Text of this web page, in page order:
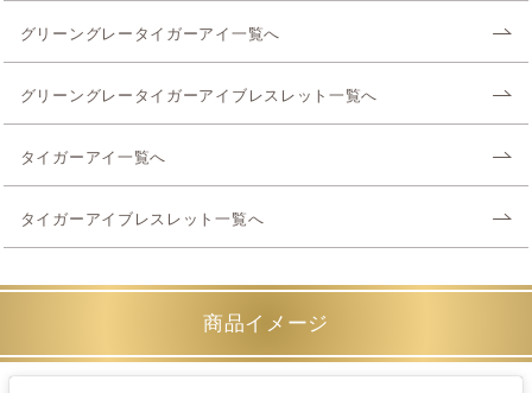
グリーングレータイガーアイ一覧へ
グリーングレータイガーアイブレスレット一覧へ
タイガーアイ一覧へ
タイガーアイブレスレット一覧へ
商品イメージ